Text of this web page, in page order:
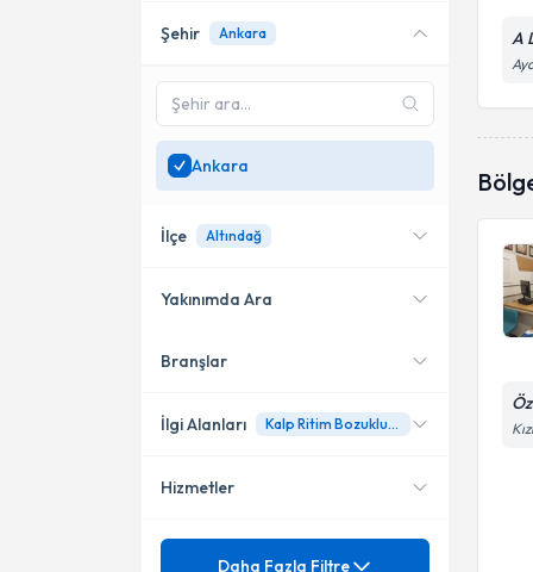
A
Şehir Ankara
Ankara
İlçe Altındağ
Çankaya
Yenimahalle
Yakınımda Ara
Konumuma yakın uzmanları
Branşlar
Kardiyoloji
İlgi Alanları Kalp Ritim Bozuklukları
Ablasyon işlemleri
Hizmetler
Mezuniyet
Daha Fazla Filtre